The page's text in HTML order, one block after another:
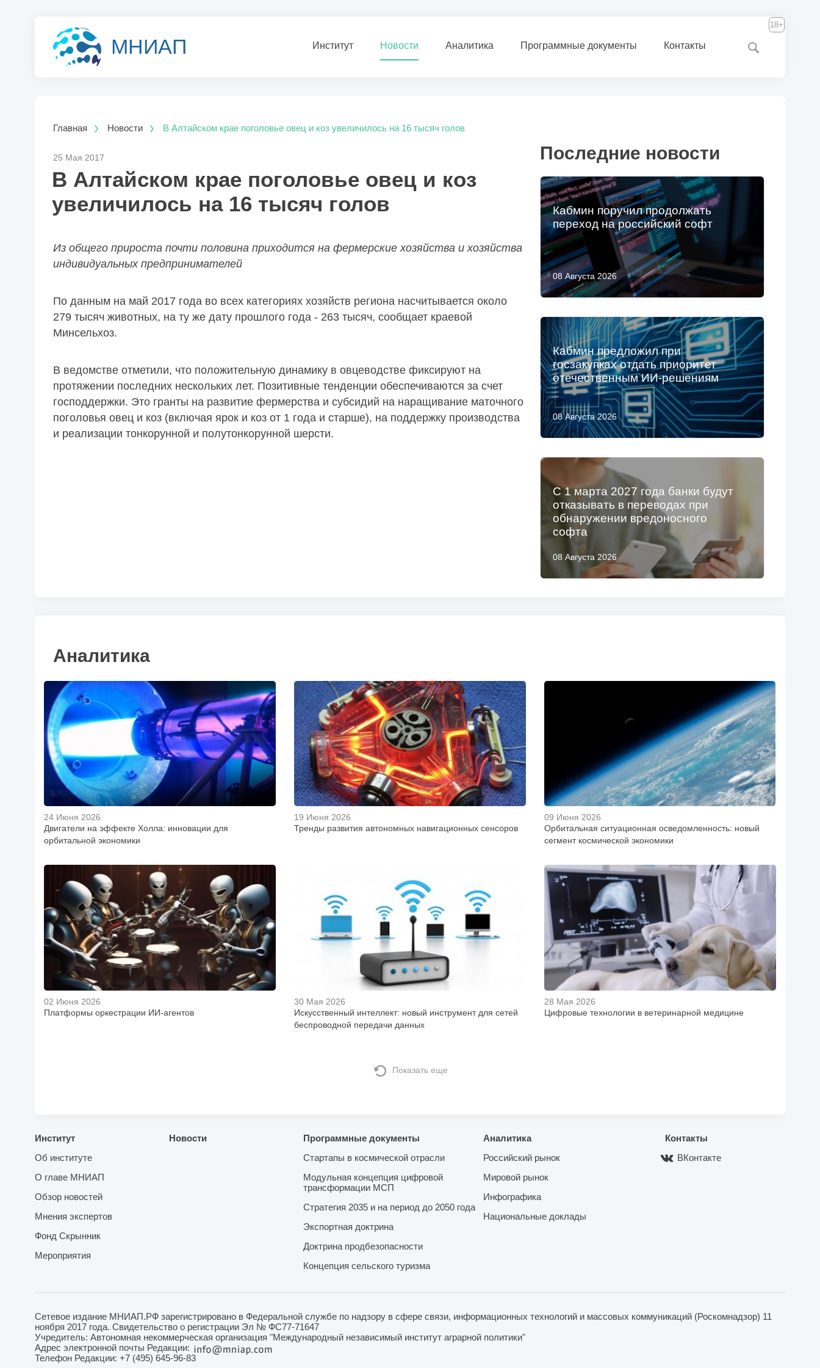
МНИАП Институт Новости Аналитика Программные документы Контакты
18+
Главная Новости В Алтайском крае поголовье овец и коз увеличилось на 16 тысяч голов
25 Мая 2017
В Алтайском крае поголовье овец и коз
увеличилось на 16 тысяч голов
Из общего прироста почти половина приходится на фермерские хозяйства и хозяйства
индивидуальных предпринимателей
По данным на май 2017 года во всех категориях хозяйств региона насчитывается около
279 тысяч животных, на ту же дату прошлого года - 263 тысяч, сообщает краевой
Минсельхоз.
В ведомстве отметили, что положительную динамику в овцеводстве фиксируют на
протяжении последних нескольких лет. Позитивные тенденции обеспечиваются за счет
господдержки. Это гранты на развитие фермерства и субсидий на наращивание маточного
поголовья овец и коз (включая ярок и коз от 1 года и старше), на поддержку производства
и реализации тонкорунной и полутонкорунной шерсти.
Последние новости
08 Августа 2026
Кабмин поручил продолжать
переход на российский софт
08 Августа 2026
Кабмин предложил при
госзакупках отдать приоритет
отечественным ИИ-решениям
08 Августа 2026
С 1 марта 2027 года банки будут
отказывать в переводах при
обнаружении вредоносного
софта
Аналитика
24 Июня 2026
Двигатели на эффекте Холла: инновации для
орбитальной экономики
19 Июня 2026
Тренды развития автономных навигационных сенсоров
09 Июня 2026
Орбитальная ситуационная осведомленность: новый
сегмент космической экономики
02 Июня 2026
Платформы оркестрации ИИ-агентов
30 Мая 2026
Искусственный интеллект: новый инструмент для сетей
беспроводной передачи данных
28 Мая 2026
Цифровые технологии в ветеринарной медицине
Показать еще
Институт
Об институте
О главе МНИАП
Обзор новостей
Мнения экспертов
Фонд Скрынник
Мероприятия
Новости
Программные документы
Стартапы в космической отрасли
Модульная концепция цифровой
трансформации МСП
Стратегия 2035 и на период до 2050 года
Экспортная доктрина
Доктрина продбезопасности
Концепция сельского туризма
Аналитика
Российский рынок
Мировой рынок
Инфографика
Национальные доклады
Контакты
ВКонтакте
Сетевое издание МНИАП.РФ зарегистрировано в Федеральной службе по надзору в сфере связи, информационных технологий и массовых коммуникаций (Роскомнадзор) 11
ноября 2017 года. Свидетельство о регистрации Эл № ФС77-71647
Учредитель: Автономная некоммерческая организация "Международный независимый институт аграрной политики"
Адрес электронной почты Редакции:
Телефон Редакции: +7 (495) 645-96-83